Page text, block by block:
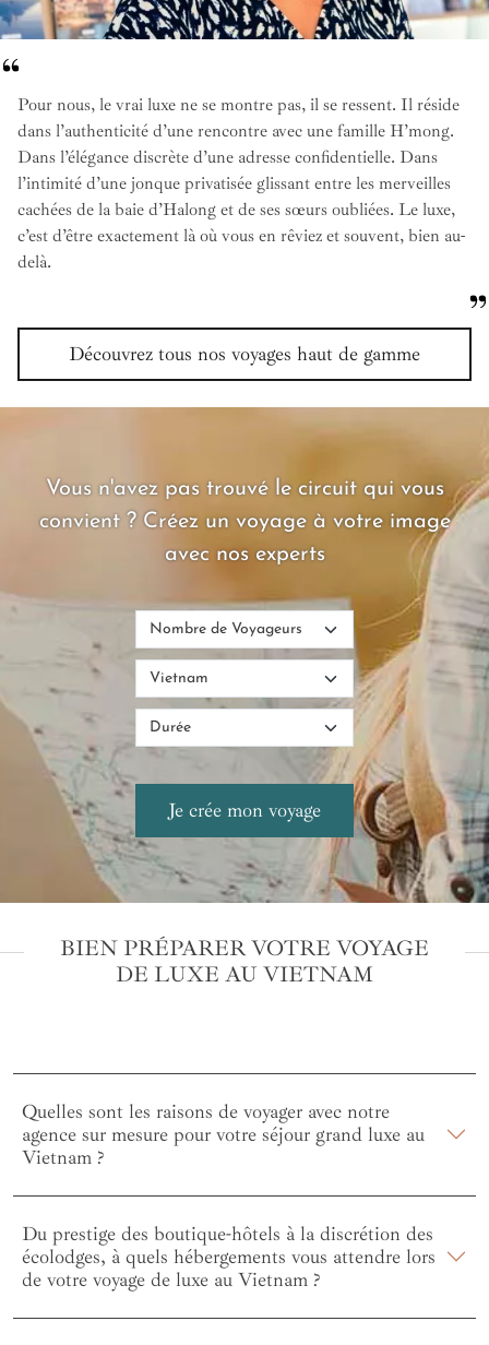
Pour nous, le vrai luxe ne se montre pas, il se ressent. Il réside
dans l’authenticité d’une rencontre avec une famille H’mong.
Dans l’élégance discrète d’une adresse confidentielle. Dans
l’intimité d’une jonque privatisée glissant entre les merveilles
cachées de la baie d’Halong et de ses sœurs oubliées. Le luxe,
c’est d’être exactement là où vous en rêviez et souvent, bien au-
delà.
Découvrez tous nos voyages haut de gamme
Vous n'avez pas trouvé le circuit qui vous
convient ? Créez un voyage à votre image
avec nos experts
BIEN PRÉPARER VOTRE VOYAGE
DE LUXE AU VIETNAM
Quelles sont les raisons de voyager avec notre
agence sur mesure pour votre séjour grand luxe au
Vietnam ?
Du prestige des boutique-hôtels à la discrétion des
écolodges, à quels hébergements vous attendre lors
de votre voyage de luxe au Vietnam ?